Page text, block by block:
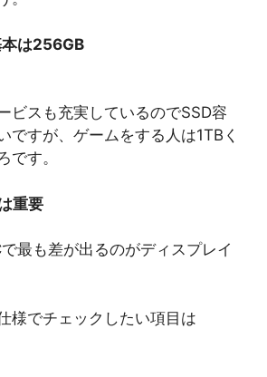
は256GB
ビスも充実しているのでSSD容
ですが、ゲームをする人は1TBく
です。
重要
最も差が出るのがディスプレイ
様でチェックしたい項目は